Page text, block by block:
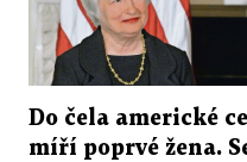
Do čela americké
míří poprvé žena.